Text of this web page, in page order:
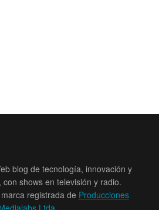
blog de tecnología, innovación y
shows en televisión y radio.
registrada de Producciones
Ltda